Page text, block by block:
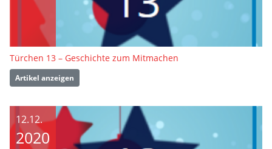
Türchen 13 – Geschichte zum Mitmachen
Artikel anzeigen
12.12.
2020